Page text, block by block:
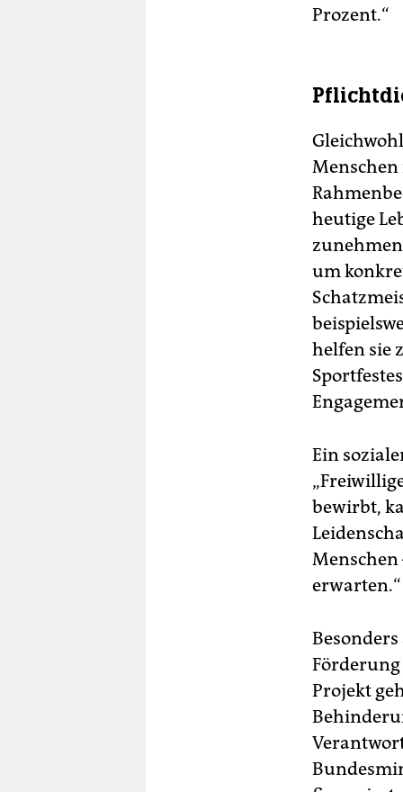
Prozent.“
Menschen
heutige
um
helfen sie
Ein
bewirbt,
Menschen
erwarten.“
Projekt